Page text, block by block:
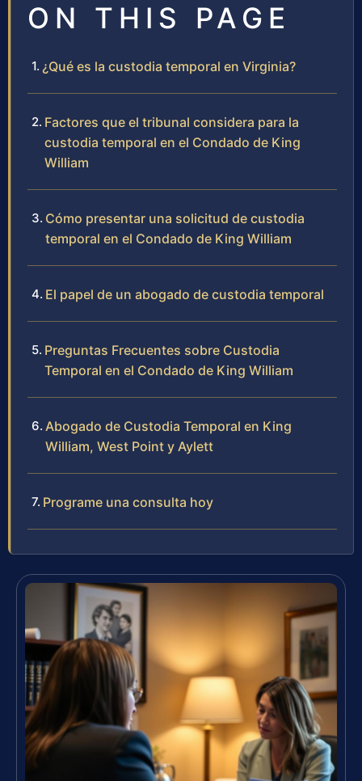
ON THIS PAGE
¿Qué es la custodia temporal en Virginia?
Factores que el tribunal considera para la
custodia temporal en el Condado de King
William
Cómo presentar una solicitud de custodia
temporal en el Condado de King William
El papel de un abogado de custodia temporal
Preguntas Frecuentes sobre Custodia
Temporal en el Condado de King William
Abogado de Custodia Temporal en King
William, West Point y Aylett
Programe una consulta hoy